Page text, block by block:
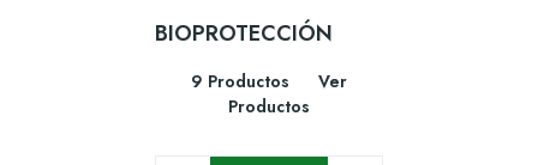
BIOPROTECCIÓN
9 Productos
Ver
Productos